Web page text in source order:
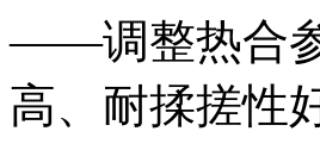
——调整热合
高、耐揉搓性